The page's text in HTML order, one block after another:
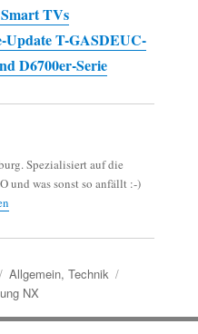
TVs
Update T-GASDEUC-
D6700er-Serie
Spezialisiert auf die
und was sonst so anfällt :-)
Kategorien
Allgemein, Technik
NX